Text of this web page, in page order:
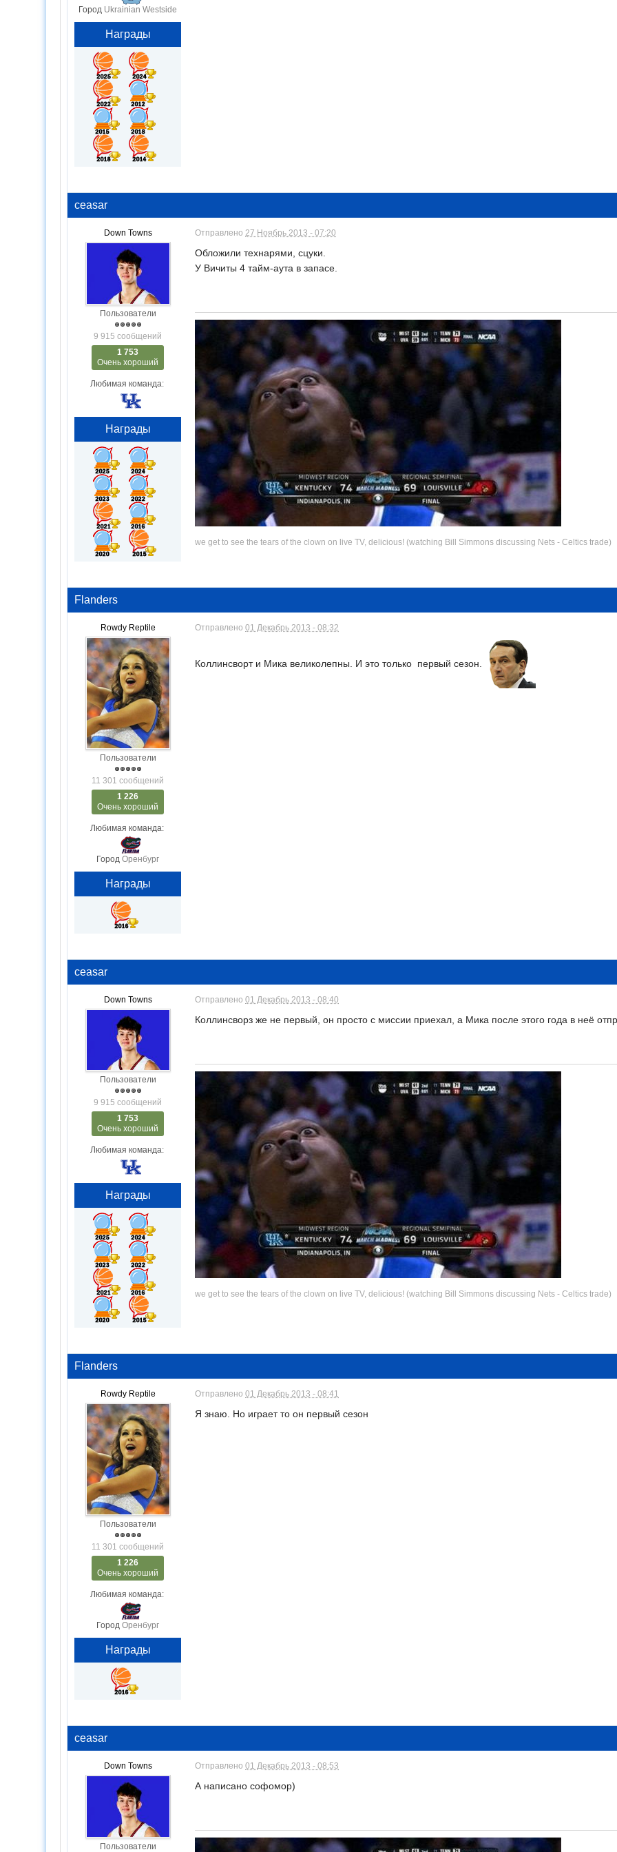
Город Ukrainian Westside
Награды
ceasar
Down Towns
Пользователи
9 915 сообщений
1 753
Очень хороший
Любимая команда:
Награды
Отправлено27 Ноябрь 2013 - 07:20
Обложили технарями, сцуки.
У Вичиты 4 тайм-аута в запасе.
we get to see the tears of the clown on live TV, delicious! (watching Bill Simmons discussing Nets - Celtics trade)
Flanders
Rowdy Reptile
Пользователи
11 301 сообщений
1 226
Очень хороший
Любимая команда:
Город Оренбург
Награды
Отправлено01 Декабрь 2013 - 08:32
Коллинсворт и Мика великолепны. И это только первый сезон.
ceasar
Down Towns
Пользователи
9 915 сообщений
1 753
Очень хороший
Любимая команда:
Награды
Отправлено01 Декабрь 2013 - 08:40
Коллинсворз же не первый, он просто с миссии приехал, а Мика после этого года в неё
we get to see the tears of the clown on live TV, delicious! (watching Bill Simmons discussing Nets - Celtics trade)
Flanders
Rowdy Reptile
Пользователи
11 301 сообщений
1 226
Очень хороший
Любимая команда:
Город Оренбург
Награды
Отправлено01 Декабрь 2013 - 08:41
Я знаю. Но играет то он первый сезон
ceasar
Down Towns
Пользователи
Отправлено01 Декабрь 2013 - 08:53
А написано софомор)